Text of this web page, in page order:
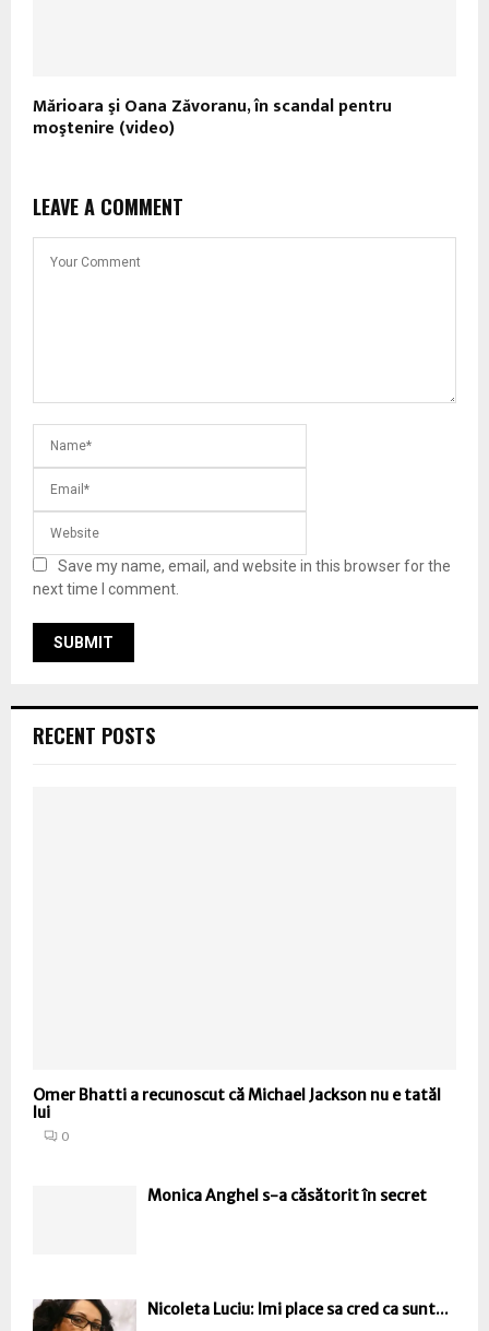
Mărioara şi Oana Zăvoranu, în scandal pentru
moştenire (video)
LEAVE A COMMENT
Save my name, email, and website in this browser for the
next time I comment.
RECENT POSTS
Omer Bhatti a recunoscut că Michael Jackson nu e tatăl
lui
0
Monica Anghel s-a căsătorit în secret
Nicoleta Luciu: Imi place sa cred ca sunt...